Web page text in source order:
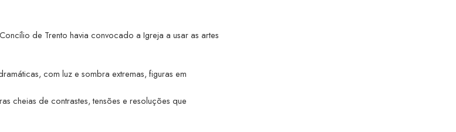
de Trento havia convocado a Igreja a usar as artes
com luz e sombra extremas, figuras em
cheias de contrastes, tensões e resoluções que